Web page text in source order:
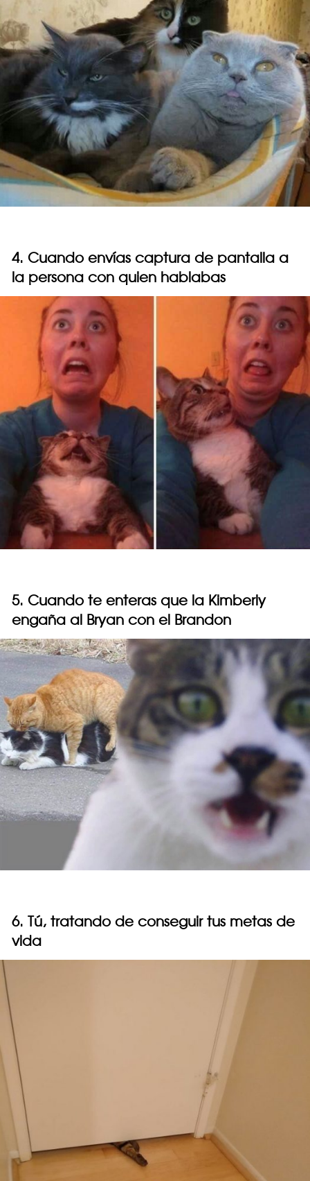
4. Cuando envías captura de pantalla a
la persona con quien hablabas
5. Cuando te enteras que la Kimberly
engaña al Bryan con el Brandon
6. Tú, tratando de conseguir tus metas de
vida